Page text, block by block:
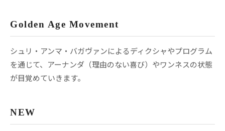
Golden Age Movement
シュリ・アンマ・バガヴァンによるディクシャやプログラム
を通じて、アーナンダ（理由のない喜び）やワンネスの状態
が目覚めていきます。
NEW